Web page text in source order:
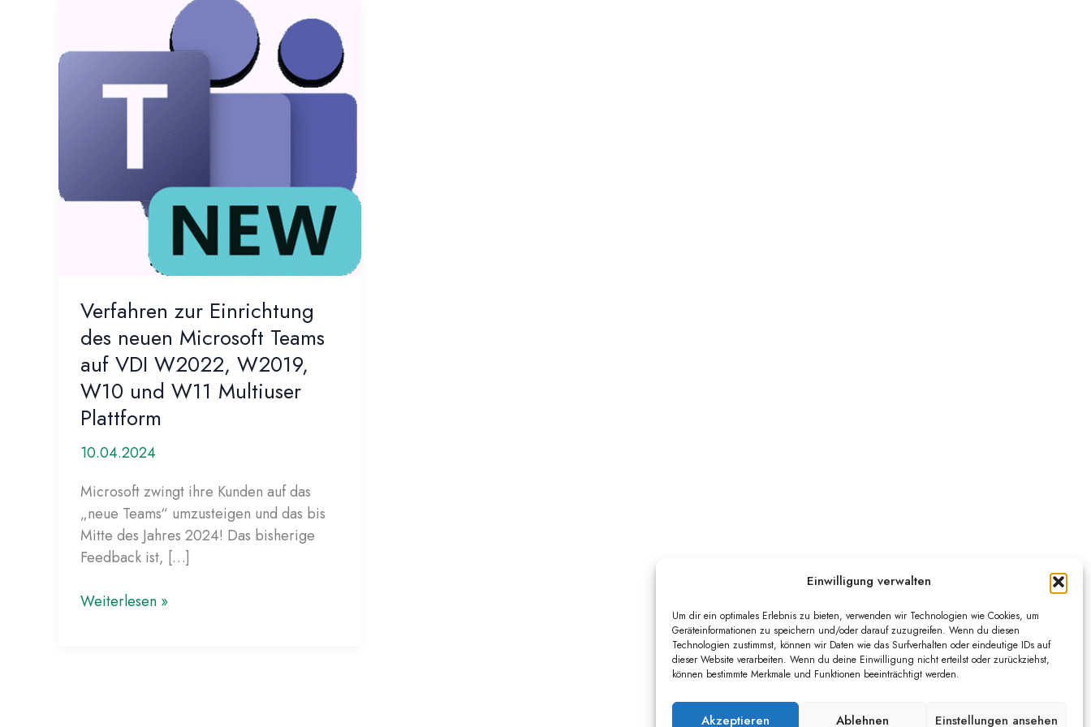
Einwilligung verwalten
Um dir ein optimales Erlebnis zu bieten, verwenden wir Technologien wie Cookies, um
Geräteinformationen zu speichern und/oder darauf zuzugreifen. Wenn du diesen
Technologien zustimmst, können wir Daten wie das Surfverhalten oder eindeutige IDs auf
dieser Website verarbeiten. Wenn du deine Einwilligung nicht erteilst oder zurückziehst,
können bestimmte Merkmale und Funktionen beeinträchtigt werden.
Akzeptieren Ablehnen Einstellungen ansehen
Verfahren zur Einrichtung
des neuen Microsoft Teams
auf VDI W2022, W2019,
W10 und W11 Multiuser
Plattform
10.04.2024
Microsoft zwingt ihre Kunden auf das
„neue Teams“ umzusteigen und das bis
Mitte des Jahres 2024! Das bisherige
Feedback ist, […]
Verfahren
Weiterlesen »